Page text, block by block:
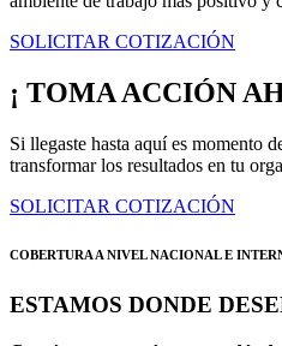
SOLICITAR COTIZACIÓN
¡ TOMA ACCIÓN
Si llegaste hasta aquí es momento
transformar los resultados en tu
SOLICITAR COTIZACIÓN
COBERTURA A NIVEL NACIONAL E
ESTAMOS DONDE